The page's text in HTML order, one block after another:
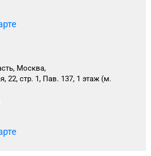
Москва,
22, стр. 1, Пав. 137, 1 этаж (м.